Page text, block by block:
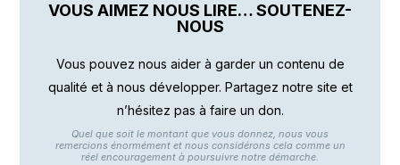
VOUS AIMEZ NOUS LIRE… SOUTENEZ-
NOUS
Vous pouvez nous aider à garder un contenu de
qualité et à nous développer. Partagez notre site et
n’hésitez pas à faire un don.
Quel que soit le montant que vous donnez, nous vous
remercions énormément et nous considérons cela comme un
réel encouragement à poursuivre notre démarche.